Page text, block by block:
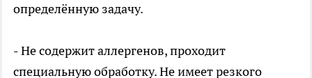
определённую задачу.
- Не содержит аллергенов, проходит
специальную обработку. Не имеет резкого